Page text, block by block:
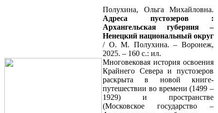
Полухина, Ольга Михайловна.
Адреса пустозеров :
Архангельская губерния –
Ненецкий национальный округ
/ О. М. Полухина. – Воронеж,
2025. – 160 с.: ил.
Многовековая история освоения
Крайнего Севера и пустозеров
раскрыта в новой книге-
путешествии во времени (1499 –
1929) и пространстве
(Московское государство –